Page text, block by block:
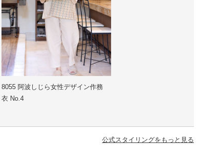
8055 阿波しじら女性デザイン作務
衣 No.4
公式スタイリングをもっと見る